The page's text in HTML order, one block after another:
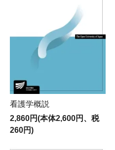
看護学概説
2,860円(本体2,600円、税
260円)